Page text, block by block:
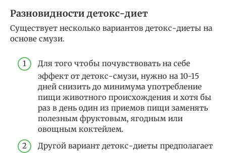
Разновидности детокс-диет
Существует несколько вариантов детокс-диеты на
основе смузи.
Для того чтобы почувствовать на себе
эффект от детокс-смузи, нужно на 10-15
дней снизить до минимума употребление
пищи животного происхождения и хотя бы
раз в день один из приемов пищи заменять
полезным фруктовым, ягодным или
овощным коктейлем.
Другой вариант детокс-диеты предполагает